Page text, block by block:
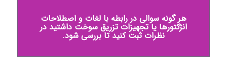
هر گونه سوالی در رابطه با لغات و اصطلاحات
انژکتورها یا تجهیزات تزریق سوخت داشتید در
نظرات ثبت کنید تا بررسی شود.